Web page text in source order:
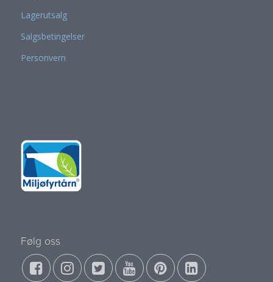
Lagerutsalg
Salgsbetingelser
Personvern
Følg oss